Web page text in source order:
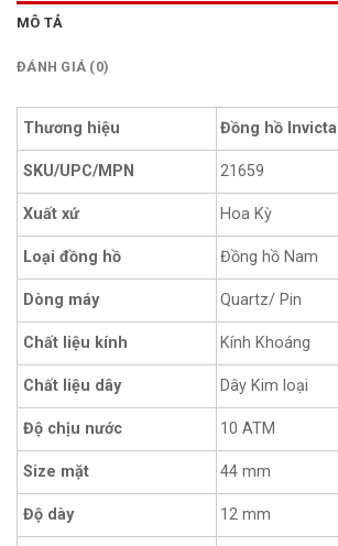
MÔ TẢ
ĐÁNH GIÁ (0)
Thương hiệu Đồng hồ Invicta
SKU/UPC/MPN 21659
Xuất xứ Hoa Kỳ
Loại đồng hồ Đồng hồ Nam
Dòng máy Quartz/ Pin
Chất liệu kính Kính Khoáng
Chất liệu dây Dây Kim loại
Độ chịu nước 10 ATM
Size mặt 44 mm
Độ dày 12 mm